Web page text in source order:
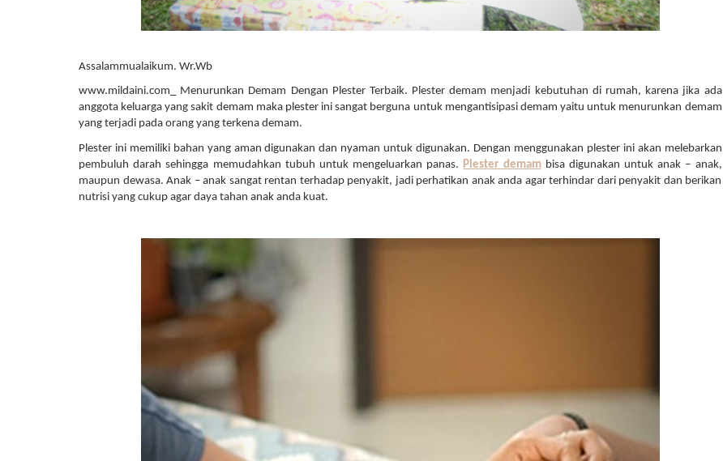
Assalammualaikum. Wr.Wb
www.mildaini.com_ Menurunkan Demam Dengan Plester Terbaik. Plester demam menjadi kebutuhan di rumah, karena jika ada
anggota keluarga yang sakit demam maka plester ini sangat berguna untuk mengantisipasi demam yaitu untuk menurunkan demam
yang terjadi pada orang yang terkena demam.
Plester ini memiliki bahan yang aman digunakan dan nyaman untuk digunakan. Dengan menggunakan plester ini akan melebarkan
pembuluh darah sehingga memudahkan tubuh untuk mengeluarkan panas. Plester demam bisa digunakan untuk anak – anak,
maupun dewasa. Anak – anak sangat rentan terhadap penyakit, jadi perhatikan anak anda agar terhindar dari penyakit dan berikan
nutrisi yang cukup agar daya tahan anak anda kuat.